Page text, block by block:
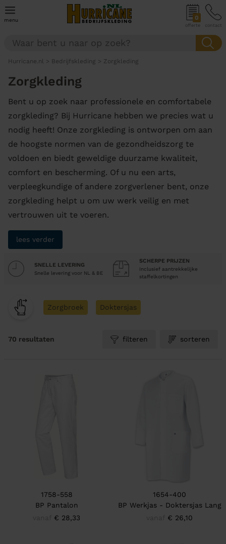
menu 0
offerte contact
Hurricane.nl > Bedrijfskleding > Zorgkleding
Zorgkleding
Bent u op zoek naar professionele en comfortabele
zorgkleding? Bij Hurricane hebben we precies wat u
nodig heeft! Onze zorgkleding is ontworpen om aan
de hoogste normen van de gezondheidszorg te
voldoen en biedt geweldige duurzame kwaliteit,
comfort en bescherming. Of u nu een arts,
verpleegkundige of andere zorgverlener bent, onze
zorgkleding helpt u om uw werk veilig en met
vertrouwen uit te voeren.
lees verder
SNELLE LEVERING
Snelle levering voor NL & BE
SCHERPE PRIJZEN
Inclusief aantrekkelijke
staffelkortingen
Zorgbroek Doktersjas
70 resultaten filteren sorteren
1758-558
BP Pantalon
€ 28,33
1654-400
BP Werkjas - Doktersjas Lang
€ 26,10